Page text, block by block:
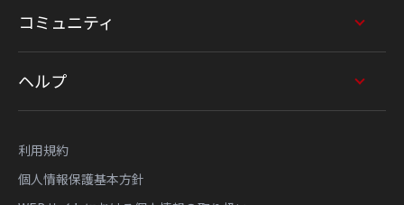
コミュニティ
ヘルプ
利用規約
個人情報保護基本方針